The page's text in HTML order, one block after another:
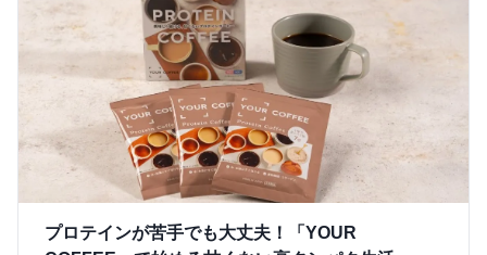
プロテインが苦手でも大丈夫！「YOUR